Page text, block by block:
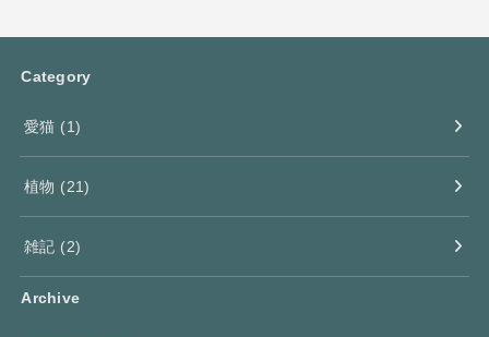
Category
愛猫 (1)
植物 (21)
雑記 (2)
Archive